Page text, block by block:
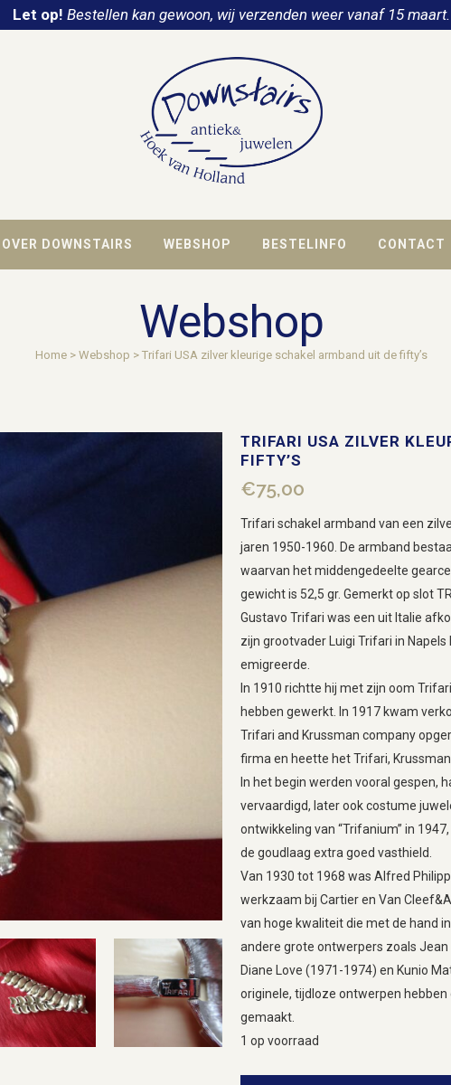
Let op! Bestellen kan gewoon, wij verzenden weer vanaf 15 maart.
OVER DOWNSTAIRS WEBSHOP BESTELINFO CONTACT
Webshop
Home > Webshop > Trifari USA zilver kleurige schakel armband uit de fifty’s
TRIFARI USA ZILVER
FIFTY’S
€75,00
Trifari schakel armband van een
jaren 1950-1960. De armband
waarvan het middengedeelte
gewicht is 52,5 gr. Gemerkt op slot
Gustavo Trifari was een uit Italie
zijn grootvader Luigi Trifari in Napels
emigreerde.
In 1910 richtte hij met zijn oom
hebben gewerkt. In 1917 kwam
Trifari and Krussman company
firma en heette het Trifari, Krussman
In het begin werden vooral gespen,
vervaardigd, later ook costume
ontwikkeling van “Trifanium” in
de goudlaag extra goed vasthield.
Van 1930 tot 1968 was Alfred
werkzaam bij Cartier en Van
van hoge kwaliteit die met de hand
andere grote ontwerpers zoals
Diane Love (1971-1974) en Kunio
originele, tijdloze ontwerpen
gemaakt.
1 op voorraad